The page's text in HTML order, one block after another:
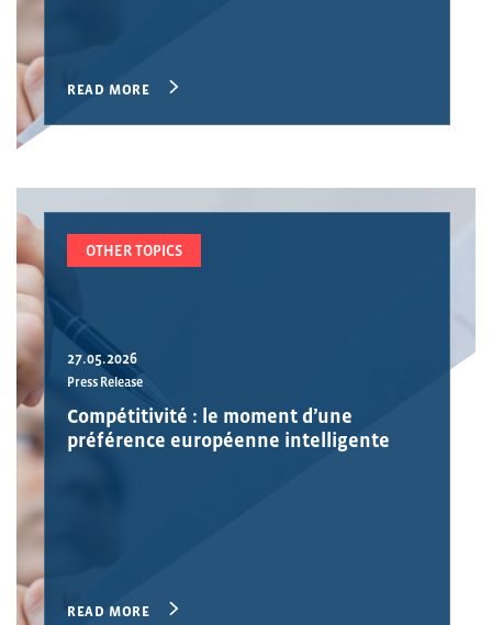
READ MORE
OTHER TOPICS
27.05.2026
Press Release
Compétitivité : le moment d’une
préférence européenne intelligente
READ MORE